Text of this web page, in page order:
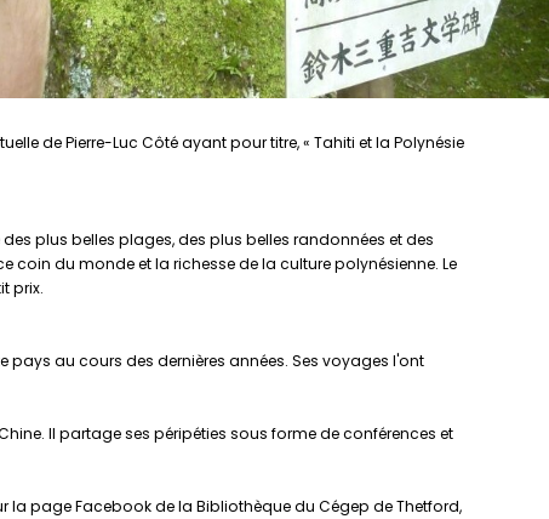
de Pierre-Luc Côté ayant pour titre, « Tahiti et la Polynésie
plus belles plages, des plus belles randonnées et des
coin du monde et la richesse de la culture polynésienne. Le
prix.
au cours des dernières années. Ses voyages l'ont
Il partage ses péripéties sous forme de conférences et
la page Facebook de la Bibliothèque du Cégep de Thetford,